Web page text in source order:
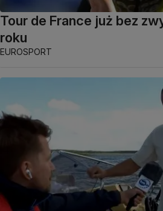
Tour de France już bez
roku
EUROSPORT